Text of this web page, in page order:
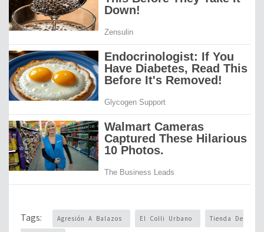
Tags: Agresión A Balazos El Colli Urbano Tienda De